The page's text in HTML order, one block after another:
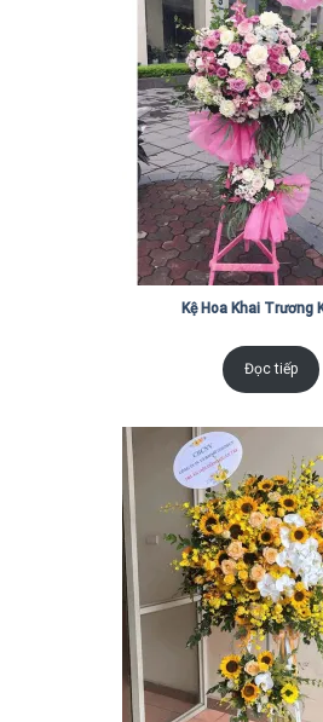
Kệ Hoa Khai Trương
Đọc tiếp